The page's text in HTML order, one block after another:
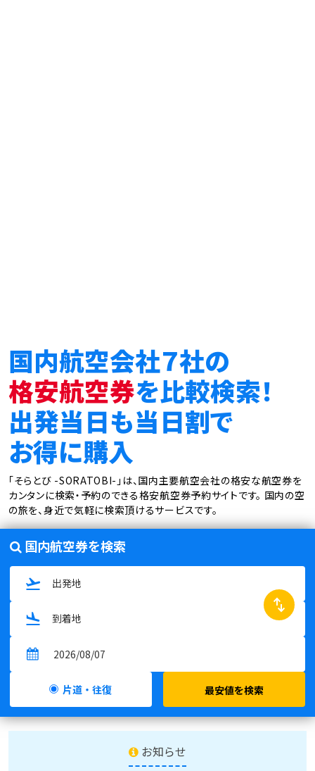
国内航空会社７社の
格安航空券を比較検索！
出発当日も当日割で
お得に購入
「そらとび -SORATOBI-」は、国内主要航空会社の格安な航空券を
カンタンに検索・予約のできる格安航空券予約サイトです。 国内の空
の旅を、身近で気軽に検索頂けるサービスです。
国内航空券を検索
swap_horiz
片道・往復 最安値を検索
お知らせ